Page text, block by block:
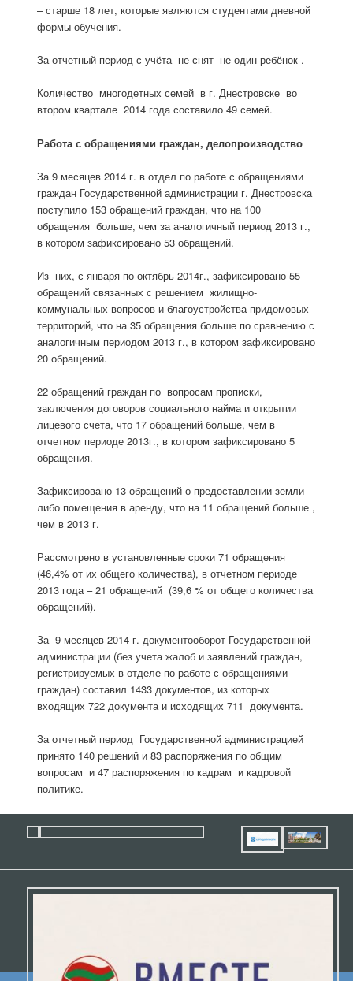
– старше 18 лет, которые являются студентами дневной
формы обучения.
За отчетный период с учёта не снят не один ребёнок .
Количество многодетных семей в г. Днестровске во
втором квартале 2014 года составило 49 семей.
Работа с обращениями граждан, делопроизводство
За 9 месяцев 2014 г. в отдел по работе с обращениями
граждан Государственной администрации г. Днестровска
поступило 153 обращений граждан, что на 100
обращения больше, чем за аналогичный период 2013 г.,
в котором зафиксировано 53 обращений.
Из них, с января по октябрь 2014г., зафиксировано 55
обращений связанных с решением жилищно-
коммунальных вопросов и благоустройства придомовых
территорий, что на 35 обращения больше по сравнению с
аналогичным периодом 2013 г., в котором зафиксировано
20 обращений.
22 обращений граждан по вопросам прописки,
заключения договоров социального найма и открытии
лицевого счета, что 17 обращений больше, чем в
отчетном периоде 2013г., в котором зафиксировано 5
обращения.
Зафиксировано 13 обращений о предоставлении земли
либо помещения в аренду, что на 11 обращений больше ,
чем в 2013 г.
Рассмотрено в установленные сроки 71 обращения
(46,4% от их общего количества), в отчетном периоде
2013 года – 21 обращений (39,6 % от общего количества
обращений).
За 9 месяцев 2014 г. документооборот Государственной
администрации (без учета жалоб и заявлений граждан,
регистрируемых в отделе по работе с обращениями
граждан) составил 1433 документов, из которых
входящих 722 документа и исходящих 711 документа.
За отчетный период Государственной администрацией
принято 140 решений и 83 распоряжения по общим
вопросам и 47 распоряжения по кадрам и кадровой
политике.